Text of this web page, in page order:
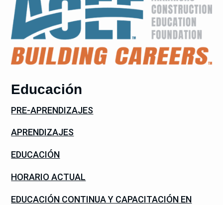
Educación
PRE-APRENDIZAJES
APRENDIZAJES
EDUCACIÓN
HORARIO ACTUAL
EDUCACIÓN CONTINUA Y CAPACITACIÓN EN